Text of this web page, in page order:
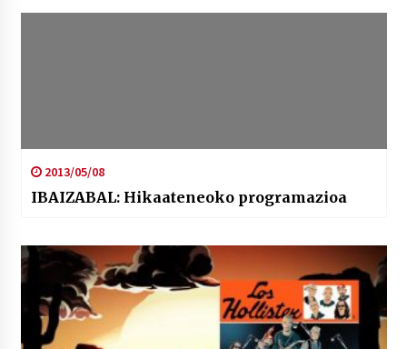
2013/05/08
IBAIZABAL: Hikaateneoko programazioa